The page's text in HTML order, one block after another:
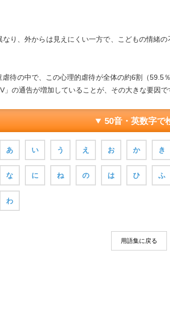
り、外からは見えにくい一方で、こどもの情緒
待の中で、この心理的虐待が全体の約6割（59.5
の通告が増加していることが、その大きな要因で
50音・英数字で
あ い う え お か き
な に ね の は ひ ふ
わ
用語集に戻る